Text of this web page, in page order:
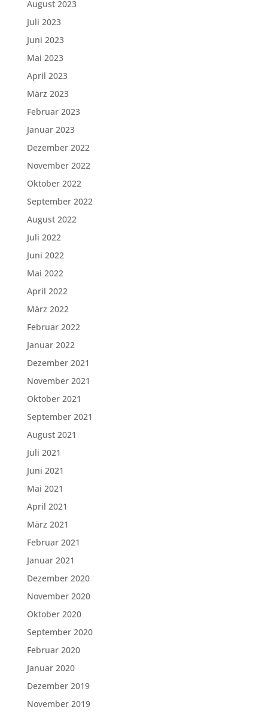
August 2023
Juli 2023
Juni 2023
Mai 2023
April 2023
März 2023
Februar 2023
Januar 2023
Dezember 2022
November 2022
Oktober 2022
September 2022
August 2022
Juli 2022
Juni 2022
Mai 2022
April 2022
März 2022
Februar 2022
Januar 2022
Dezember 2021
November 2021
Oktober 2021
September 2021
August 2021
Juli 2021
Juni 2021
Mai 2021
April 2021
März 2021
Februar 2021
Januar 2021
Dezember 2020
November 2020
Oktober 2020
September 2020
Februar 2020
Januar 2020
Dezember 2019
November 2019